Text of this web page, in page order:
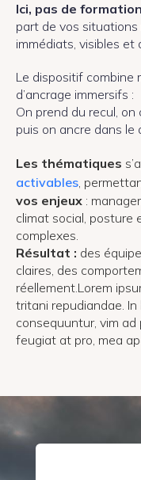
Ici, pas de
part de vos
immédiats, visibles et
Le dispositif
d’ancrage immersifs :
On prend du recul,
puis on ancre dans le
Les thématiques
activables,
vos enjeux :
climat social, posture
complexes.
Résultat : des
claires, des
réellement.Lorem
tritani repudiandae.
consequuntur, vim
feugiat at pro, mea